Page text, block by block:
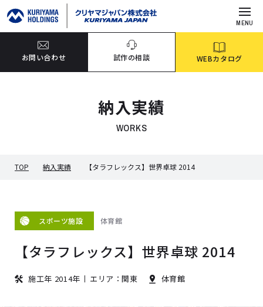
MENU
お問い合わせ 試作の相談 WEBカタログ
納入実績
WORKS
TOP 納入実績 【タラフレックス】世界卓球 2014
スポーツ施設 体育館
【タラフレックス】世界卓球 2014
施工年 2014年 エリア：関東 体育館